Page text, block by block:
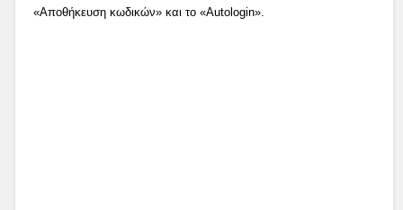
«Αποθήκευση κωδικών» και το «Autologin».